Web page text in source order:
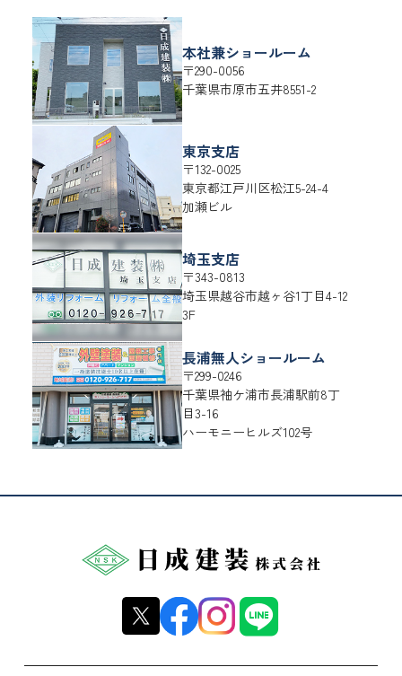
本社兼ショールーム
〒290-0056
千葉県市原市五井8551-2
東京支店
〒132-0025
東京都江戸川区松江5-24-4
加瀬ビル
埼玉支店
〒343-0813
埼玉県越谷市越ヶ谷1丁目4-12
3F
長浦無人ショールーム
〒299-0246
千葉県袖ケ浦市長浦駅前8丁
目3-16
ハーモニーヒルズ102号